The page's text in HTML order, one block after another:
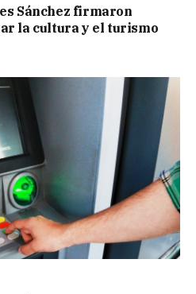
Sánchez firmaron
la cultura y el turismo